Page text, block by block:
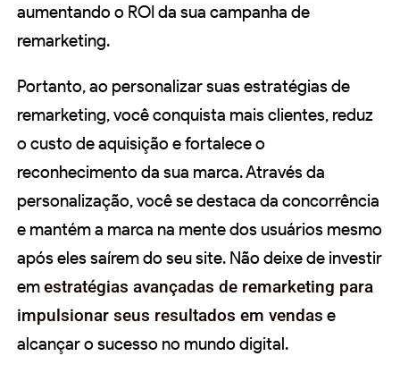
aumentando o ROI da sua campanha de
remarketing.
Portanto, ao personalizar suas estratégias de
remarketing, você conquista mais clientes, reduz
o custo de aquisição e fortalece o
reconhecimento da sua marca. Através da
personalização, você se destaca da concorrência
e mantém a marca na mente dos usuários mesmo
após eles saírem do seu site. Não deixe de investir
emestratégias avançadas de remarketing para
impulsionar seus resultados em vendas e
alcançar o sucesso no mundo digital.